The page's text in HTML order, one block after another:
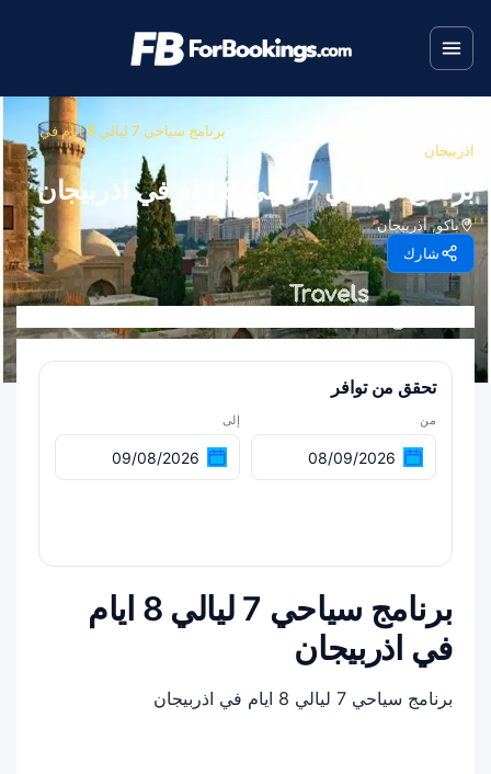
برنامج سياحي 7 ليالي 8 ايام في
اذربيجان
برنامج سياحي 7 ليالي 8 ايام في اذربيجان
باكو, أذربيجان
شارك
تحقق من توافر
من إلى
برنامج سياحي 7 ليالي 8 ايام
في اذربيجان
برنامج سياحي 7 ليالي 8 ايام في اذربيجان